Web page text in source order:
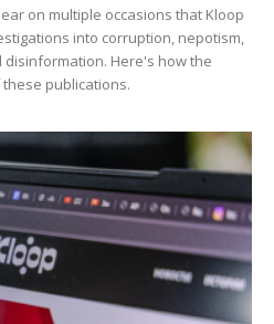
on multiple occasions that Kloop
into corruption, nepotism,
Here's how the
publications.